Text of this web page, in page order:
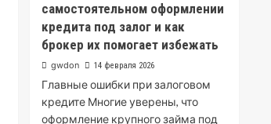
на
карту
Кукуруза
онлайн
под
0
процентов:
реально
самостоятельном оформлении
кредита под залог и как
брокер их помогает избежать
gwdon 14 февраля 2026
Главные ошибки при залоговом
кредите Многие уверены, что
оформление крупного займа под